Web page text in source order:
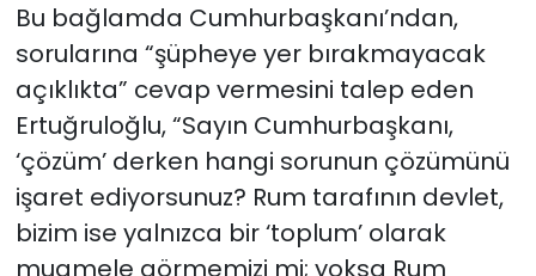
Bu bağlamda Cumhurbaşkanı’ndan,
sorularına “şüpheye yer bırakmayacak
açıklıkta” cevap vermesini talep eden
Ertuğruloğlu, “Sayın Cumhurbaşkanı,
‘çözüm’ derken hangi sorunun çözümünü
işaret ediyorsunuz? Rum tarafının devlet,
bizim ise yalnızca bir ‘toplum’ olarak
muamele görmemizi mi; yoksa Rum